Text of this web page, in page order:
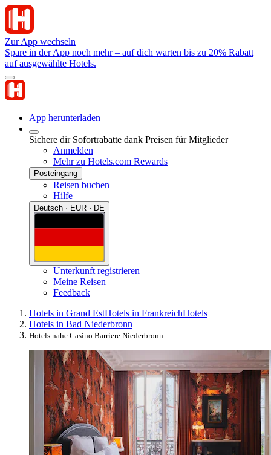
Zur App wechseln
Spare in der App noch mehr – auf dich warten bis zu 20% Rabatt
auf ausgewählte Hotels.
App herunterladen
Sichere dir Sofortrabatte dank Preisen für Mitglieder
Anmelden
Mehr zu Hotels.com Rewards
Posteingang
Reisen buchen
Hilfe
Deutsch · EUR · DE
Unterkunft registrieren
Meine Reisen
Feedback
Hotels in Grand EstHotels in FrankreichHotels
Hotels in Bad Niederbronn
Hotels nahe Casino Barriere Niederbronn